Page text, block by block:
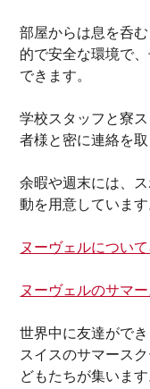
部屋からは息を呑
的で安全な環境で
できます。
学校スタッフと寮
者様と密に連絡を取
余暇や週末には、
動を用意しています
ヌーヴェルについ
ヌーヴェルのサマ
世界中に友達ができ
スイスのサマース
どもたちが集います